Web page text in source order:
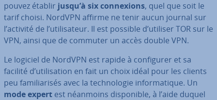
pouvez établir jusqu’à six con­nexions, quel que soit le
tarif choisi. NordVPN affirme ne tenir aucun journal sur
l’activité de l’uti­li­sa­teur. Il est possible d’utiliser TOR sur le
VPN, ainsi que de commuter un accès double VPN.
Le logiciel de NordVPN est rapide à con­fi­gu­rer et sa
facilité d’uti­li­sa­tion en fait un choix idéal pour les clients
peu fa­mi­lia­ri­sés avec la tech­no­lo­gie in­for­ma­tique. Un
mode expert est néanmoins dis­po­nible, à l’aide duquel